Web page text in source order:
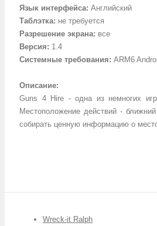
Язык интерфейса: Английский
Таблэтка: не требуется
Разрешение экрана: все
Версия: 1.4
Системные требования: ARM6
Описание:
Guns 4 Hire - одна из немногих
Местоположение действий -
собирать ценную информацию о
Wreck-it Ralph